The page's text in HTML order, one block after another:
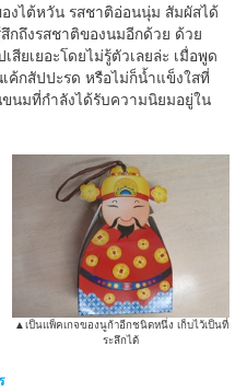
งไต้หวัน รสชาติอ่อนนุ่ม สัมผัสได้
กถึงรสชาติของนมอีกด้วย ด้วย
ยเยอะโดยไม่รู้ตัวเลยล่ะ เมื่อพูด
ค้กสัปปะรด หรือไม่ก็น้ำแข็งใสที่
นมที่กำลังได้รับความนิยมอยู่ใน
▲เป็นแพ็คเกจของนูก้าอีกชนิดหนึ่ง เก็บไว้เป็นที่
ระลึกได้